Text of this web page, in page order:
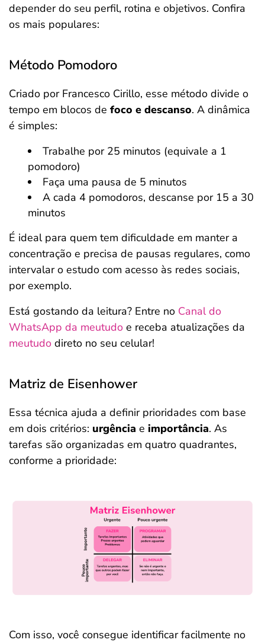
depender do seu perfil, rotina e objetivos. Confira
os mais populares:
Método Pomodoro
Criado por Francesco Cirillo, esse método divide o
tempo em blocos de foco e descanso. A dinâmica
é simples:
Trabalhe por 25 minutos (equivale a 1
pomodoro)
Faça uma pausa de 5 minutos
A cada 4 pomodoros, descanse por 15 a 30
minutos
É ideal para quem tem dificuldade em manter a
concentração e precisa de pausas regulares, como
intervalar o estudo com acesso às redes sociais,
por exemplo.
Está gostando da leitura? Entre no Canal do
WhatsApp da meutudo e receba atualizações da
meutudo direto no seu celular!
Matriz de Eisenhower
Essa técnica ajuda a definir prioridades com base
em dois critérios: urgência e importância. As
tarefas são organizadas em quatro quadrantes,
conforme a prioridade:
Com isso, você consegue identificar facilmente no